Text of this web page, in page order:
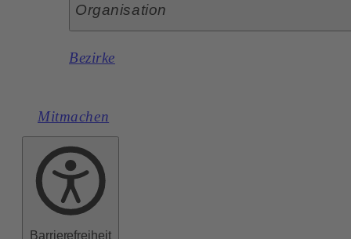
Organisation
Bezirke
Mitmachen
Barrierefreiheit